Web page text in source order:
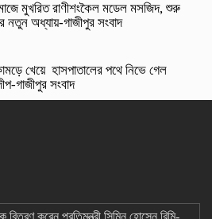
মুখরিত রাণীশংকৈল মডেল মসজিদ, শুরু
নতুন অধ্যায়-গাজীপুর সংবাদ
খেয়ে হাসপাতালের পথে নিভে গেল
গাজীপুর সংবাদ